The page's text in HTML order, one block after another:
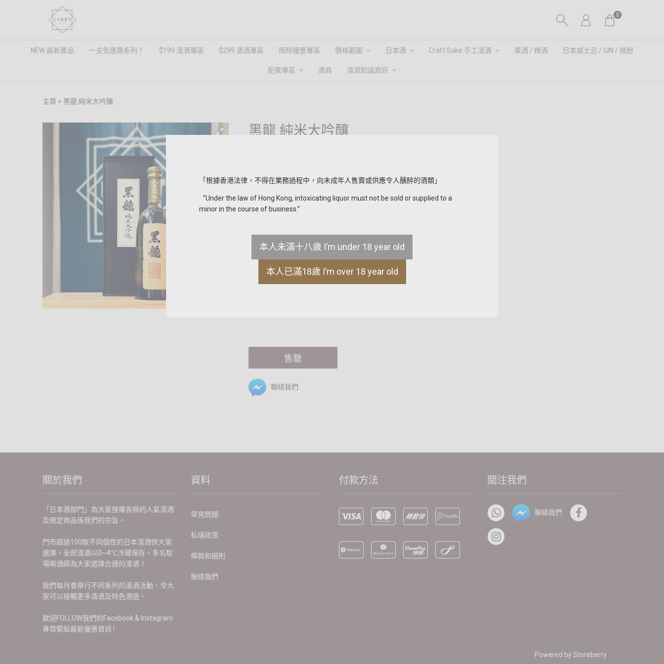
0
NEW 最新產品 一支免運費系列！ $199 清酒專區 $299 清酒專區 限時優惠專區 價格範圍 日本酒 Craft Sake 手工清酒 果酒 / 梅酒 日本威士忌 / GIN / 燒酎
配餐專區 酒具 清酒知識資訊
主頁 黑龍 純米大吟釀
黑龍 純米大吟釀
酒造：黑龍酒造
產地：福井県
原料米：兵庫県東條產山田錦100%
酒精度：16度
售罄
聯絡我們
關於我們
「日本酒部門」為大家搜羅各縣的人氣清酒
及限定商品係我們的宗旨。
門市超過100款不同個性的日本清酒供大家
選擇，全部清酒以0~4℃冷藏保存。多名駐
場唎酒師為大家選擇合適的清酒！
我們每月會舉行不同系列的清酒活動，令大
家可以接觸更多清酒及特色酒造。
歡迎FOLLOW我們的Facebook & Instagram
專頁緊貼最新優惠資訊 !
資料
常見問題
私隱政策
條款和細則
聯絡我們
付款方法 關注我們
聯絡我們
Powered by Storeberry
「根據香港法律，不得在業務過程中，向未成年人售賣或供應令人醺醉的酒類」
”Under the law of Hong Kong, intoxicating liquor must not be sold or supplied to a
minor in the course of business.”
本人未滿十八歲 I’m under 18 year old
本人已滿18歲 I’m over 18 year old